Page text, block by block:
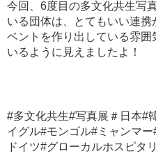
今回、6度目の多文化共生写
いる団体は、とてもいい連
ベントを作り出している雰
いるように見えましたよ！
#多文化共生#写真展＃日本#
イグル#モンゴル#ミャンマ
ドイツ#グローカルホスピタ